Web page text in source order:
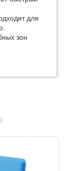
для
зон